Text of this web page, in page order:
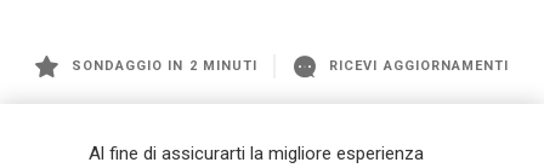
SONDAGGIO IN 2 MINUTI RICEVI AGGIORNAMENTI
management a livello globale, con premi complessivi pari a € 98,1
Al fine di assicurarti la migliore esperienza